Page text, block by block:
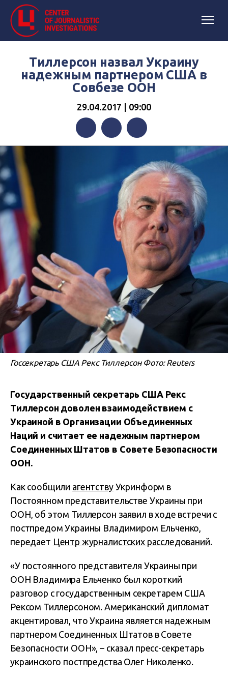
Тиллерсон назвал Украину
надежным партнером США в
Совбезе ООН
29.04.2017 | 09:00
FacebookTwitterTelegram
Госсекретарь США Рекс Тиллерсон Фото: Reuters
Государственный секретарь США Рекс
Тиллерсон доволен взаимодействием с
Украиной в Организации Объединенных
Наций и считает ее надежным партнером
Соединенных Штатов в Совете Безопасности
ООН.
Как сообщили агентствуУкринформ в
Постоянном представительстве Украины при
ООН, об этом Тиллерсон заявил в ходе встречи с
постпредом Украины Владимиром Ельченко,
передает Центр журналистских расследований.
«У постоянного представителя Украины при
ООН Владимира Ельченко был короткий
разговор с государственным секретарем США
Рексом Тиллерсоном. Американский дипломат
акцентировал, что Украина является надежным
партнером Соединенных Штатов в Совете
Безопасности ООН», – сказал пресс-секретарь
украинского постпредства Олег Николенко.